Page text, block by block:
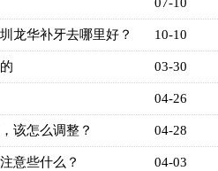
10-10
龙华补牙去哪里好？
03-30
04-26
04-28
该怎么调整？
04-03
意些什么？